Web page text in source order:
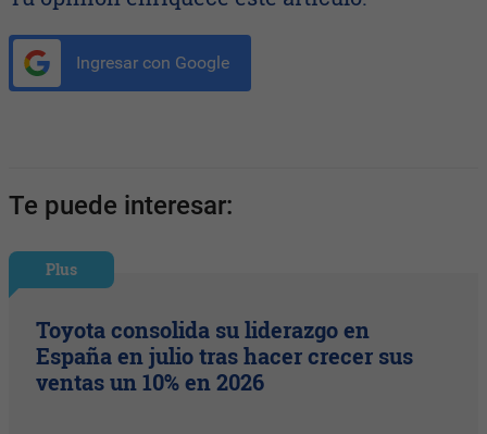
Ingresar con Google
Te puede interesar:
Plus
Toyota consolida su liderazgo en
España en julio tras hacer crecer sus
ventas un 10% en 2026